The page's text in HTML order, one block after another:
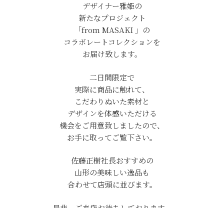
デザイナー雅姫の
新たなプロジェクト
「from MASAKI 」の
コラボレートコレクションを
お届け致します。
二日間限定で
実際に商品に触れて、
こだわりぬいた素材と
デザインを体感いただける
機会をご用意致しましたので、
お手に取ってご覧下さい。
佐藤正樹社長おすすめの
山形の美味しい逸品も
合わせて店頭に並びます。